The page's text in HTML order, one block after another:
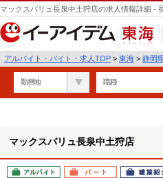
マックスバリュ長泉中土狩店の求人情報詳細 -
東海
アルバイト・バイト・求人TOP > 東海 > 静岡
勤務地 職種
マックスバリュ長泉中土狩店